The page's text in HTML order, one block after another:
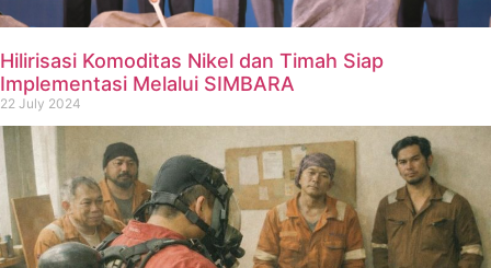
Hilirisasi Komoditas Nikel dan Timah Siap
Implementasi Melalui SIMBARA
22 July 2024